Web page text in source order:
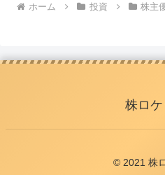
ホーム 投資 株主
株ロケ
© 2021 株